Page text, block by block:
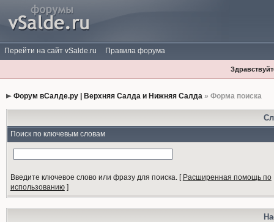
Перейти на сайт vSalde.ru Правила форума
Форум вСалде.ру | Верхняя Салда и Нижняя Салда» Форма поиска
Поиск по ключевым словам
Введите ключевое слово или фразу для поиска.[ Расширенная помощь по
использованию]